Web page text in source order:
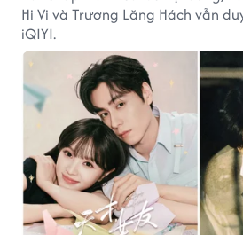
Hi Vi và Trương Lăng Hách vẫn
iQIYI.